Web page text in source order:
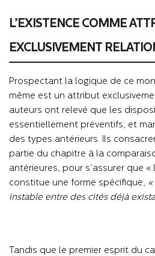
L’EXISTENCE COMME
EXCLUSIVEMENT
Prospectant la logique de ce
même est un attribut
auteurs ont relevé que les
essentiellement préventifs, et
des types antérieurs. Ils
partie du chapitre à la
antérieures, pour s’assurer que
constitue une forme spécifique,
instable entre des cités déjà
Tandis que le premier esprit du